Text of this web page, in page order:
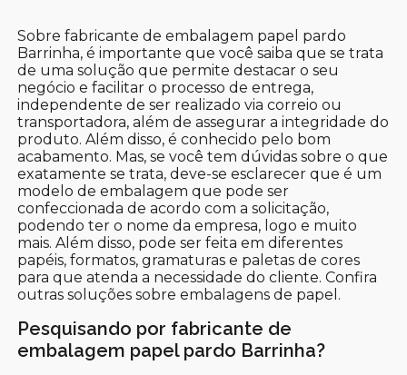
Sobre fabricante de embalagem papel pardo
Barrinha, é importante que você saiba que se trata
de uma solução que permite destacar o seu
negócio e facilitar o processo de entrega,
independente de ser realizado via correio ou
transportadora, além de assegurar a integridade do
produto. Além disso, é conhecido pelo bom
acabamento. Mas, se você tem dúvidas sobre o que
exatamente se trata, deve-se esclarecer que é um
modelo de embalagem que pode ser
confeccionada de acordo com a solicitação,
podendo ter o nome da empresa, logo e muito
mais. Além disso, pode ser feita em diferentes
papéis, formatos, gramaturas e paletas de cores
para que atenda a necessidade do cliente. Confira
outras soluções sobre embalagens de papel.
Pesquisando por fabricante de
embalagem papel pardo Barrinha?